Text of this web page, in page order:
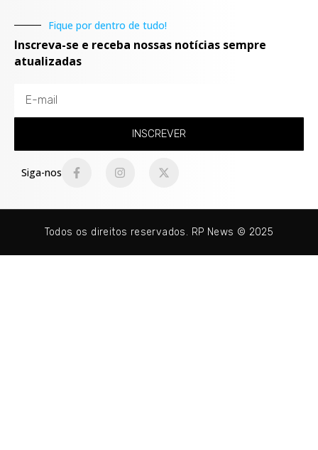
Fique por dentro de tudo!
Inscreva-se e receba nossas notícias sempre
atualizadas
INSCREVER
Siga-nos
Todos os direitos reservados. RP News © 2025